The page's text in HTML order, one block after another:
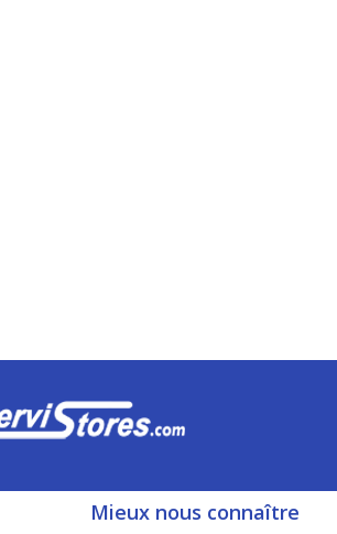
Mieux nous connaître